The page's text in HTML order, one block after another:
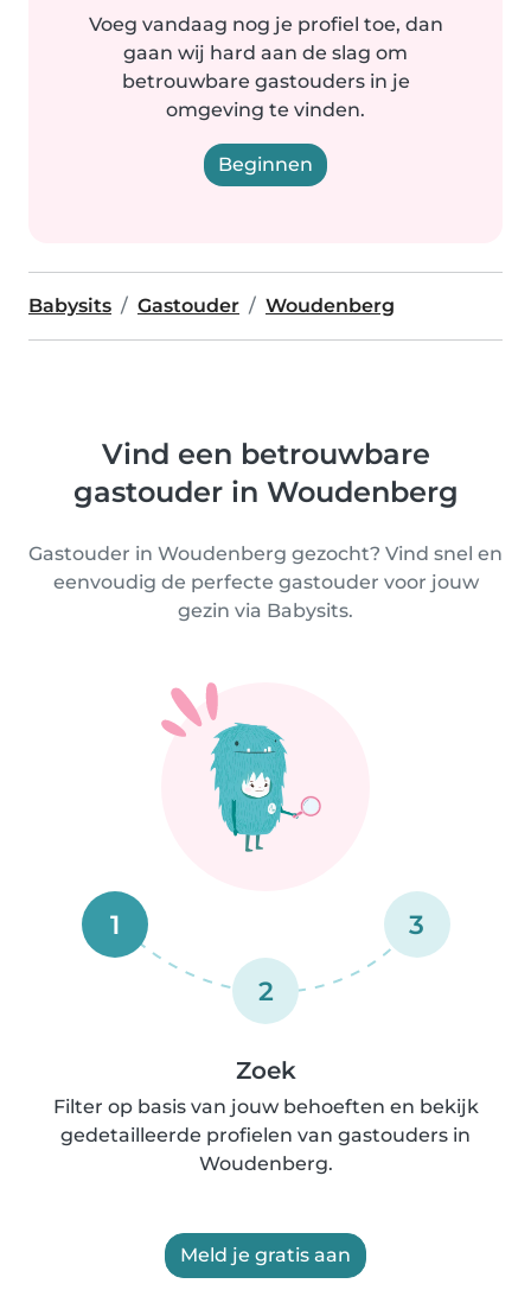
Voeg vandaag nog je profiel toe, dan
gaan wij hard aan de slag om
betrouwbare gastouders in je
omgeving te vinden.
Beginnen
Babysits Gastouder Woudenberg
Vind een betrouwbare
gastouder in Woudenberg
Gastouder in Woudenberg gezocht? Vind snel en
eenvoudig de perfecte gastouder voor jouw
gezin via Babysits.
1
2
3
Zoek
Filter op basis van jouw behoeften en bekijk
gedetailleerde profielen van gastouders in
Woudenberg.
Meld je gratis aan